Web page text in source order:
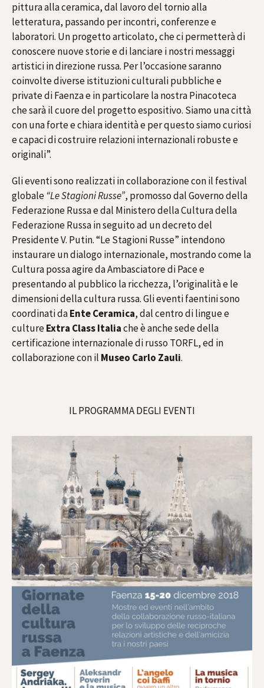
pittura alla ceramica, dal lavoro del tornio alla
letteratura, passando per incontri, conferenze e
laboratori. Un progetto articolato, che ci permetterà di
conoscere nuove storie e di lanciare i nostri messaggi
artistici in direzione russa. Per l’occasione saranno
coinvolte diverse istituzioni culturali pubbliche e
private di Faenza e in particolare la nostra Pinacoteca
che sarà il cuore del progetto espositivo. Siamo una città
con una forte e chiara identità e per questo siamo curiosi
e capaci di costruire relazioni internazionali robuste e
originali”.
Gli eventi sono realizzati in collaborazione con il festival
globale “Le Stagioni Russe”, promosso dal Governo della
Federazione Russa e dal Ministero della Cultura della
Federazione Russa in seguito ad un decreto del
Presidente V. Putin. “Le Stagioni Russe” intendono
instaurare un dialogo internazionale, mostrando come la
Cultura possa agire da Ambasciatore di Pace e
presentando al pubblico la ricchezza, l’originalità e le
dimensioni della cultura russa. Gli eventi faentini sono
coordinati daEnte Ceramica, dal centro di lingue e
cultureExtra Class Italiache è anche sede della
certificazione internazionale di russo TORFL, ed in
collaborazione con il Museo Carlo Zauli.
IL PROGRAMMA DEGLI EVENTI